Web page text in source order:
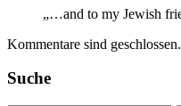
„…and to my Jewish
Kommentare sind geschlossen.
Suche